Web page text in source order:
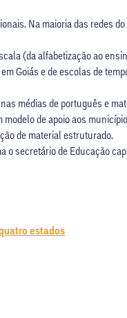
Na maioria das redes
(da alfabetização ao
Goiás e de escolas de
médias de português e
de apoio aos
de material estruturado.
o secretário de Educação
estados